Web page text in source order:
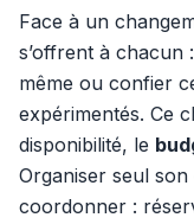
Face à un
s’offrent à chacun
même ou confier
expérimentés. Ce
disponibilité, le
Organiser seul
coordonner :